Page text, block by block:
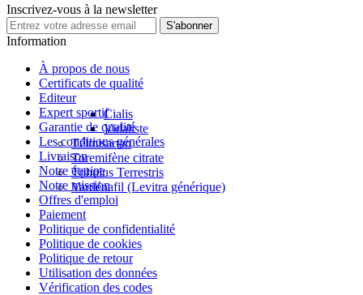
Cialis
Vidaliste
Télmisartan
Toremifène citrate
Tribulus Terrestris
Vardénafil (Levitra générique)
Inscrivez-vous à la newsletter
S'abonner
Information
À propos de nous
Certificats de qualité
Editeur
Expert sportif
Garantie de qualité
Les conditions générales
Livraison
Notre équipe
Notre mission
Offres d'emploi
Paiement
Politique de confidentialité
Politique de cookies
Politique de retour
Utilisation des données
Vérification des codes